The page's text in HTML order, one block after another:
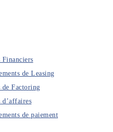
Financiers
de Leasing
de Factoring
d’affaires
de paiement